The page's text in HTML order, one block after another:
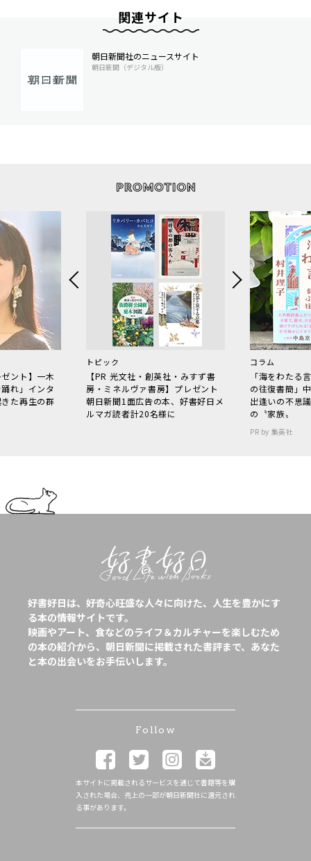
関連サイト
朝日新聞社のニュースサイト
朝日新聞（デジタル版）
ント】一木
れ」インタ
た再生の群
トピック
【PR 光文社・創英社・みすず書
房・ミネルヴァ書房】プレゼント
朝日新聞1面広告の本、好書好日メ
ルマガ読者計20名様に
コラム
「海をわた
の往復書簡」
出逢いの不思
の〝家族〟
PR by 集英社
好書好日は、好奇心旺盛な人々に向けた、人生を豊かにす
る本の情報サイトです。
映画やアート、食などのライフ＆カルチャーを楽しむため
の本の紹介から、朝日新聞に掲載された書評まで、あなた
と本の出会いをお手伝いします。
Follow
本サイトに掲載されるサービスを通じて書籍等を購
入された場合、売上の一部が朝日新聞社に還元され
る事があります。